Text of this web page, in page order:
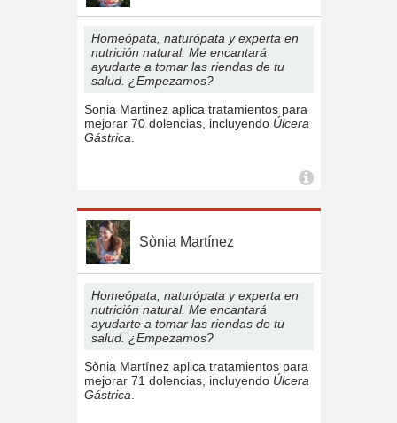
Homeópata, naturópata y experta en
nutrición natural. Me encantará
ayudarte a tomar las riendas de tu
salud. ¿Empezamos?
Sonia Martinez aplica tratamientos para
mejorar 70 dolencias, incluyendo Úlcera
Gástrica
Sònia Martínez
Homeópata, naturópata y experta en
nutrición natural. Me encantará
ayudarte a tomar las riendas de tu
salud. ¿Empezamos?
Sònia Martínez aplica tratamientos para
mejorar 71 dolencias, incluyendo Úlcera
Gástrica